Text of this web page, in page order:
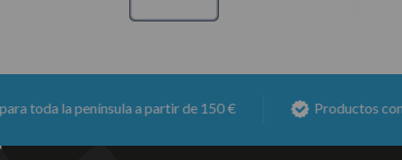
toda la península a partir de 150 € Productos con6